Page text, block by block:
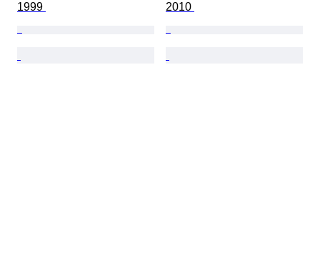
1999
2010